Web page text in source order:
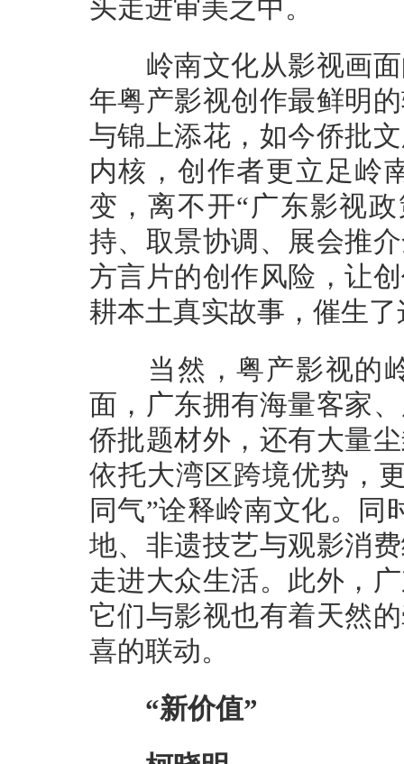
头走进审美之中。
岭南文化从影视画面
年粤产影视创作最鲜明
与锦上添花，如今侨批
内核，创作者更立足岭
变，离不开“广东影视
持、取景协调、展会推
方言片的创作风险，让
耕本土真实故事，催生
当然，粤产影视的岭
面，广东拥有海量客家
侨批题材外，还有大量
依托大湾区跨境优势，
同气”诠释岭南文化。同
地、非遗技艺与观影消
走进大众生活。此外，
它们与影视也有着天然
喜的联动。
“新价值”